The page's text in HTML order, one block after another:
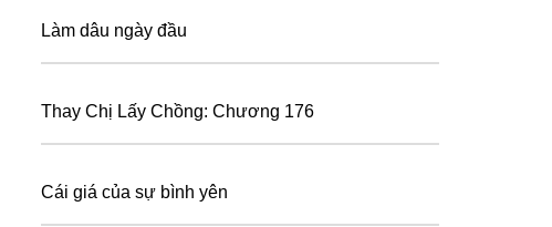
Làm dâu ngày đầu
Thay Chị Lấy Chồng: Chương 176
Cái giá của sự bình yên